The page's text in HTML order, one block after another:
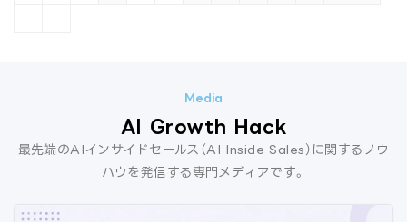
AI Growth Hack
最先端のAIインサイドセールス（AI Inside Sales）に関するノウ
ハウを発信する専門メディアです。